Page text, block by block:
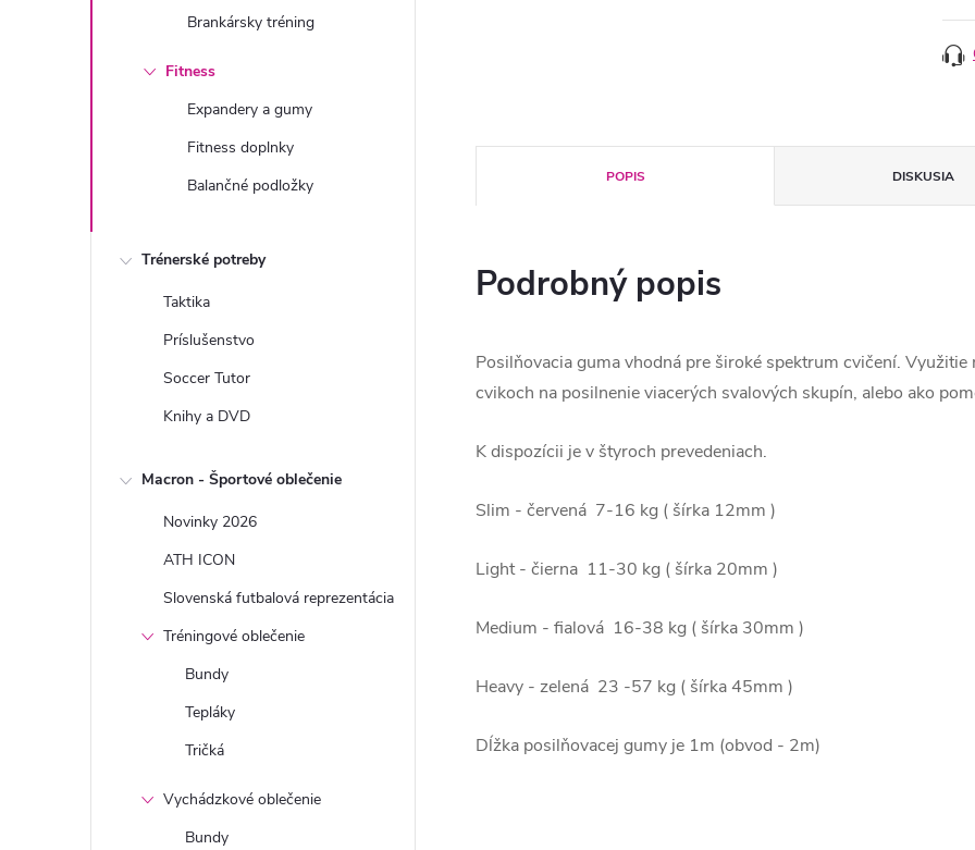
Brankársky tréning
Fitness
Expandery a gumy
Fitness doplnky
Balančné podložky
Trénerské potreby
Taktika
Príslušenstvo
Soccer Tutor
Knihy a DVD
Macron - Športové oblečenie
Novinky 2026
ATH ICON
Slovenská futbalová reprezentácia
Tréningové oblečenie
Bundy
Tepláky
Tričká
Vychádzkové oblečenie
Bundy
POPIS DISKUSIA
Podrobný popis
Posilňovacia guma vhodná pre široké spektrum cvičení.
cvikoch na posilnenie viacerých svalových skupín, alebo ako
K dispozícii je v štyroch prevedeniach.
Slim - červená 7-16 kg ( šírka 12mm )
Light - čierna 11-30 kg ( šírka 20mm )
Medium - fialová 16-38 kg ( šírka 30mm )
Heavy - zelená 23 -57 kg ( šírka 45mm )
Dĺžka posilňovacej gumy je 1m (obvod - 2m)